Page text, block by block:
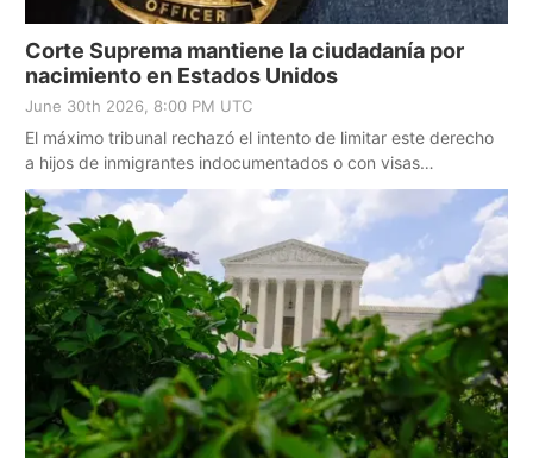
Corte Suprema mantiene la ciudadanía por
nacimiento en Estados Unidos
June 30th 2026, 8:00 PM UTC
El máximo tribunal rechazó el intento de limitar este derecho
a hijos de inmigrantes indocumentados o con visas
temporales.